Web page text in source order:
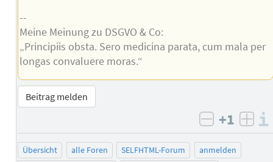
--
Meine Meinung zu DSGVO & Co:
„Principiis obsta. Sero medicina parata, cum mala per
longas convaluere moras.“
Beitrag melden
negativ
+1
Übersicht alle Foren SELFHTML-Forum
anmelden